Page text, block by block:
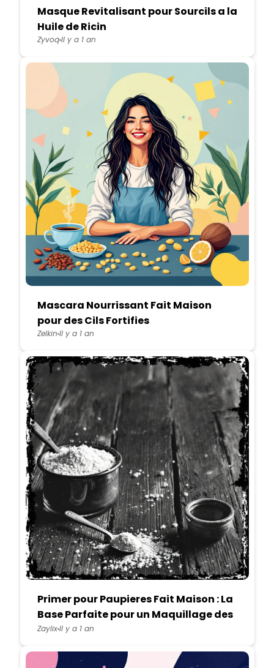
Masque Revitalisant pour Sourcils a la
Huile de Ricin
ZyvoqIl y a 1 an
Mascara Nourrissant Fait Maison
pour des Cils Fortifies
Zelkin Il y a 1 an
Primer pour Paupieres Fait Maison : La
Base Parfaite pour un Maquillage des
Yeux Durable
ZaylixIl y a 1 an